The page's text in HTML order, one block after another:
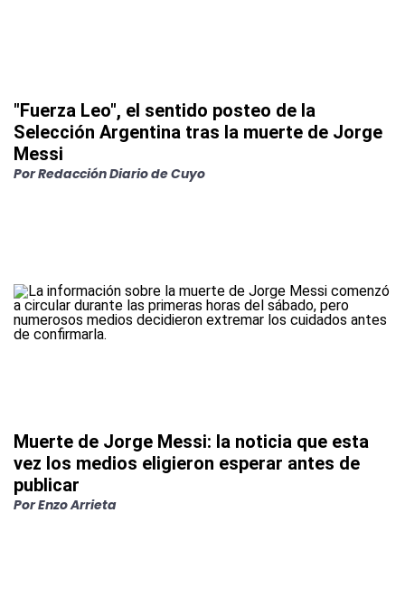
"Fuerza Leo", el sentido posteo de la
Selección Argentina tras la muerte de Jorge
Messi
PorRedacción Diario de Cuyo
Muerte de Jorge Messi: la noticia que esta
vez los medios eligieron esperar antes de
publicar
PorEnzo Arrieta